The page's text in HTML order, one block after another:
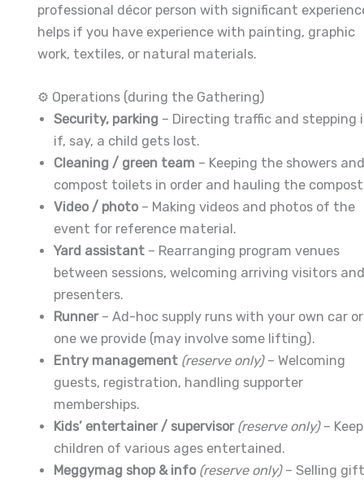
professional décor person with significant
helps if you have experience with painting, graphic
work, textiles, or natural materials.
⚙️ Operations (during the Gathering)
Security, parking – Directing traffic and stepping
if, say, a child gets lost.
Cleaning / green team – Keeping the showers
compost toilets in order and hauling the
Video / photo– Making videos and photos of the
event for reference material.
Yard assistant – Rearranging program venues
between sessions, welcoming arriving visitors
presenters.
Runner– Ad-hoc supply runs with your own car or
one we provide (may involve some lifting).
Entry management (reserve only)– Welcoming
guests, registration, handling supporter
memberships.
Kids’ entertainer / supervisor (reserve only)–
children of various ages entertained.
Meggymag shop & info (reserve only)– Selling